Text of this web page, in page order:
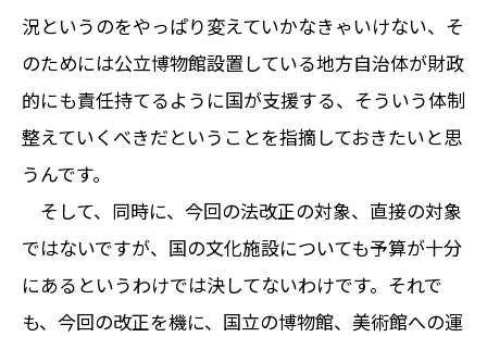
況というのをやっぱり変えていかなきゃいけない、そ
のためには公立博物館設置している地方自治体が財政
的にも責任持てるように国が支援する、そういう体制
整えていくべきだということを指摘しておきたいと思
うんです。
そして、同時に、今回の法改正の対象、直接の対象
ではないですが、国の文化施設についても予算が十分
にあるというわけでは決してないわけです。それで
も、今回の改正を機に、国立の博物館、美術館への運